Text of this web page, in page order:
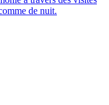
de nuit.